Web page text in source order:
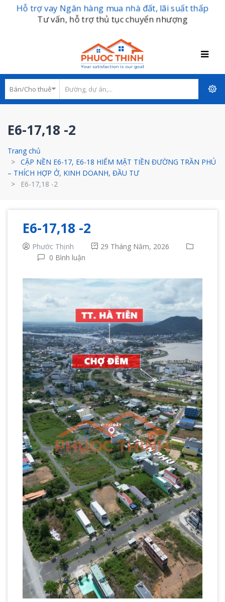
Hỗ trợ vay Ngân hàng mua nhà đất, lãi suất thấp
Tư vấn, hỗ trợ thủ tục chuyển nhượng
E6-17,18 -2
Trang chủ
CẶP NỀN E6-17, E6-18 HIẾM MẶT TIỀN ĐƯỜNG TRẦN PHÚ
– THÍCH HỢP Ở, KINH DOANH, ĐẦU TƯ
E6-17,18 -2
E6-17,18 -2
Phước Thịnh
29 Tháng Năm, 2026
0 Bình luận